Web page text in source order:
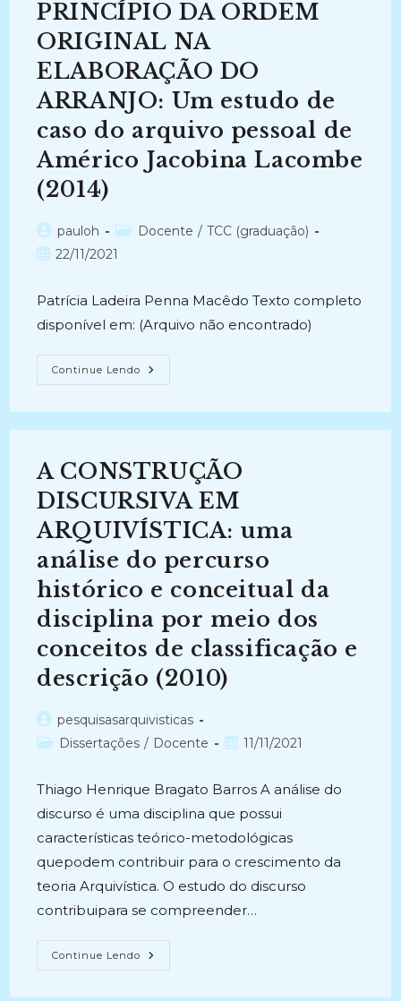
PRINCÍPIO DA ORDEM
ORIGINAL NA
ELABORAÇÃO DO
ARRANJO: Um estudo de
caso do arquivo pessoal de
Américo Jacobina Lacombe
(2014)
Autor
do
pauloh
Categoria
do
Docente / TCC (graduação)
Post22/11/2021
Patrícia Ladeira Penna Macêdo Texto completo
disponível em: (Arquivo não encontrado)
Continue Lendo A
IMPORTÂNCIA
ORDEM
ELABORAÇÃO
DO
ARRANJO:
Um
Estudo
De
Do
Arquivo
Pessoal
De
Jacobina
Lacombe
(2014)
A CONSTRUÇÃO
DISCURSIVA EM
ARQUIVÍSTICA: uma
análise do percurso
histórico e conceitual da
disciplina por meio dos
conceitos de classificação e
descrição (2010)
Autor
do
pesquisasarquivisticas
Categoria
Dissertações / Docente
Post11/11/2021
Thiago Henrique Bragato Barros A análise do
discurso é uma disciplina que possui
características teórico-metodológicas
quepodem contribuir para o crescimento da
teoria Arquivística. O estudo do discurso
contribuipara se compreender…
Continue Lendo A
CONSTRUÇÃO